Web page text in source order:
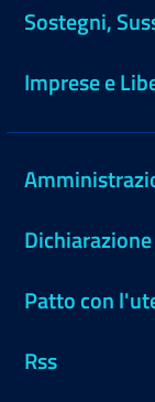
Sostegni,
Imprese e
Patto con
Rss